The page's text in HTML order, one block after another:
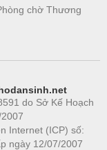
chờ Thương
do Sở Kế Hoạch
Internet (ICP) số:
ngày 12/07/2007